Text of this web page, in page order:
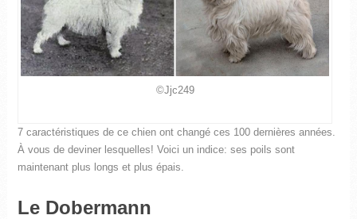
©Jjc249
7 caractéristiques de ce chien ont changé ces 100 dernières années.
À vous de deviner lesquelles! Voici un indice: ses poils sont
maintenant plus longs et plus épais.
Le Dobermann